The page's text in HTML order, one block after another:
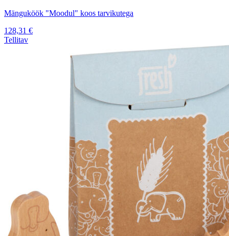
Mänguköök "Moodul" koos tarvikutega
128,31 €
Tellitav